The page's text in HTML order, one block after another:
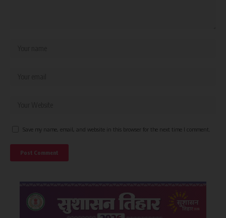
Save my name, email, and website in this browser for the next time I comment.